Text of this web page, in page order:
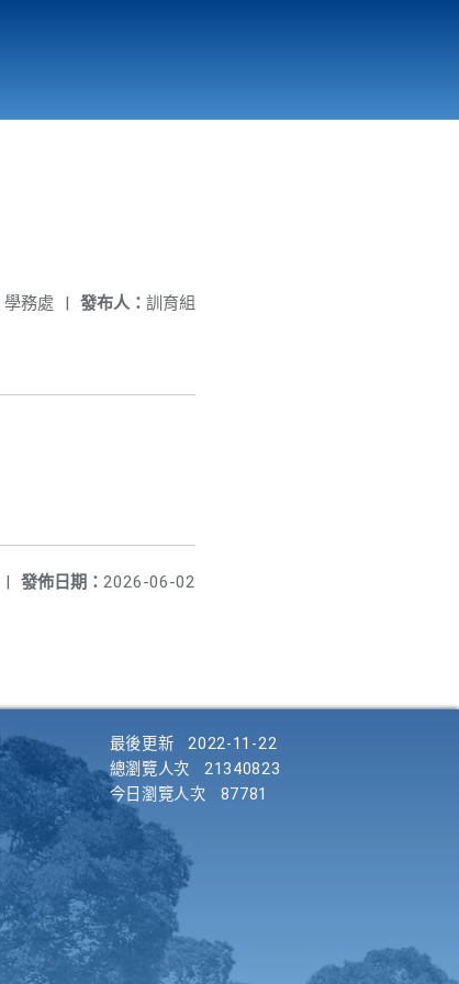
發布人： 訓育組
學務處 |
發佈日期： 2026-06-02
|
最後更新
2022-11-22
總瀏覽人次
21340823
今日瀏覽人次
87781